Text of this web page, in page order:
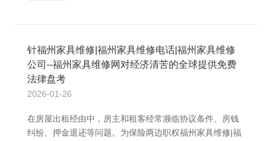
针福州家具维修|福州家具维修电话|福州家具维修
公司--福州家具维修网对经济清苦的全球提供免费
法律盘考
2026-01-26
在房屋出租经由中，房主和租客经常濒临协议条件、房钱
纠纷、押金退还等问题。为保险两边职权福州家具维修|福